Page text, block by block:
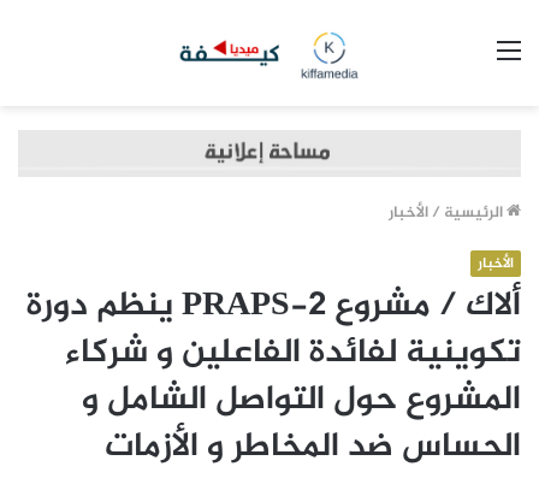
الرئيسية /الأخبار
الأخبار
ألاك / مشروع PRAPS-2 ينظم دورة
تكوينية لفائدة الفاعلين و شركاء
المشروع حول التواصل الشامل و
الحساس ضد المخاطر و الأزمات